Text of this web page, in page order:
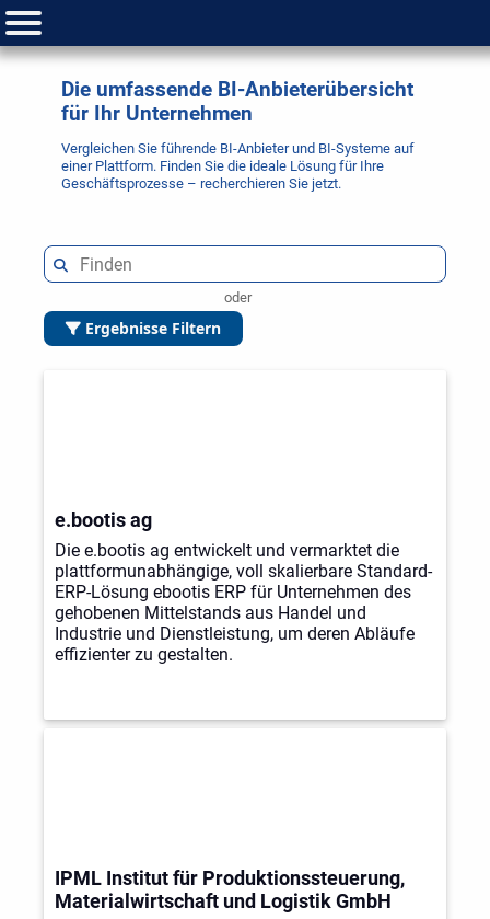
Die umfassende BI-Anbieterübersicht
für Ihr Unternehmen
Vergleichen Sie führende BI-Anbieter und BI-Systeme auf
einer Plattform. Finden Sie die ideale Lösung für Ihre
Geschäftsprozesse – recherchieren Sie jetzt.
oder
Ergebnisse Filtern
e.bootis ag
Die e.bootis ag entwickelt und vermarktet die
plattformunabhängige, voll skalierbare Standard-
ERP-Lösung ebootis ERP für Unternehmen des
gehobenen Mittelstands aus Handel und
Industrie und Dienstleistung, um deren Abläufe
effizienter zu gestalten.
IPML Institut für Produktionssteuerung,
Materialwirtschaft und Logistik GmbH